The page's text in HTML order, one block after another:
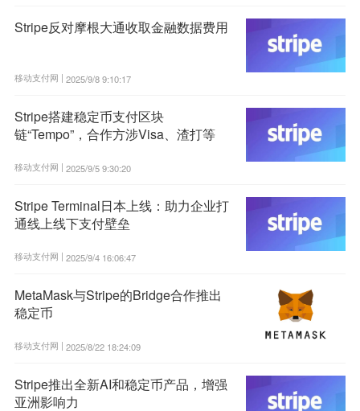
Stripe反对摩根大通收取金融数据费用
移动支付网 | 2025/9/8 9:10:17
Stripe搭建稳定币支付区块
链“Tempo”，合作方涉Visa、渣打等
移动支付网 | 2025/9/5 9:30:20
Stripe Terminal日本上线：助力企业打
通线上线下支付壁垒
移动支付网 | 2025/9/4 16:06:47
MetaMask与Stripe的Bridge合作推出
稳定币
移动支付网 | 2025/8/22 18:24:09
Stripe推出全新AI和稳定币产品，增强
亚洲影响力